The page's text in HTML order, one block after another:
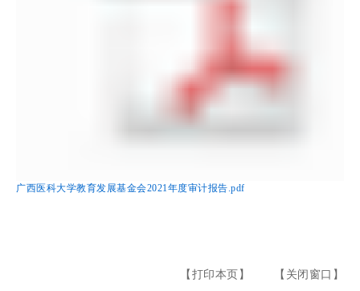
广西医科大学教育发展基金会2021年度审计报告.pdf
【关闭窗口】
【打印本页】